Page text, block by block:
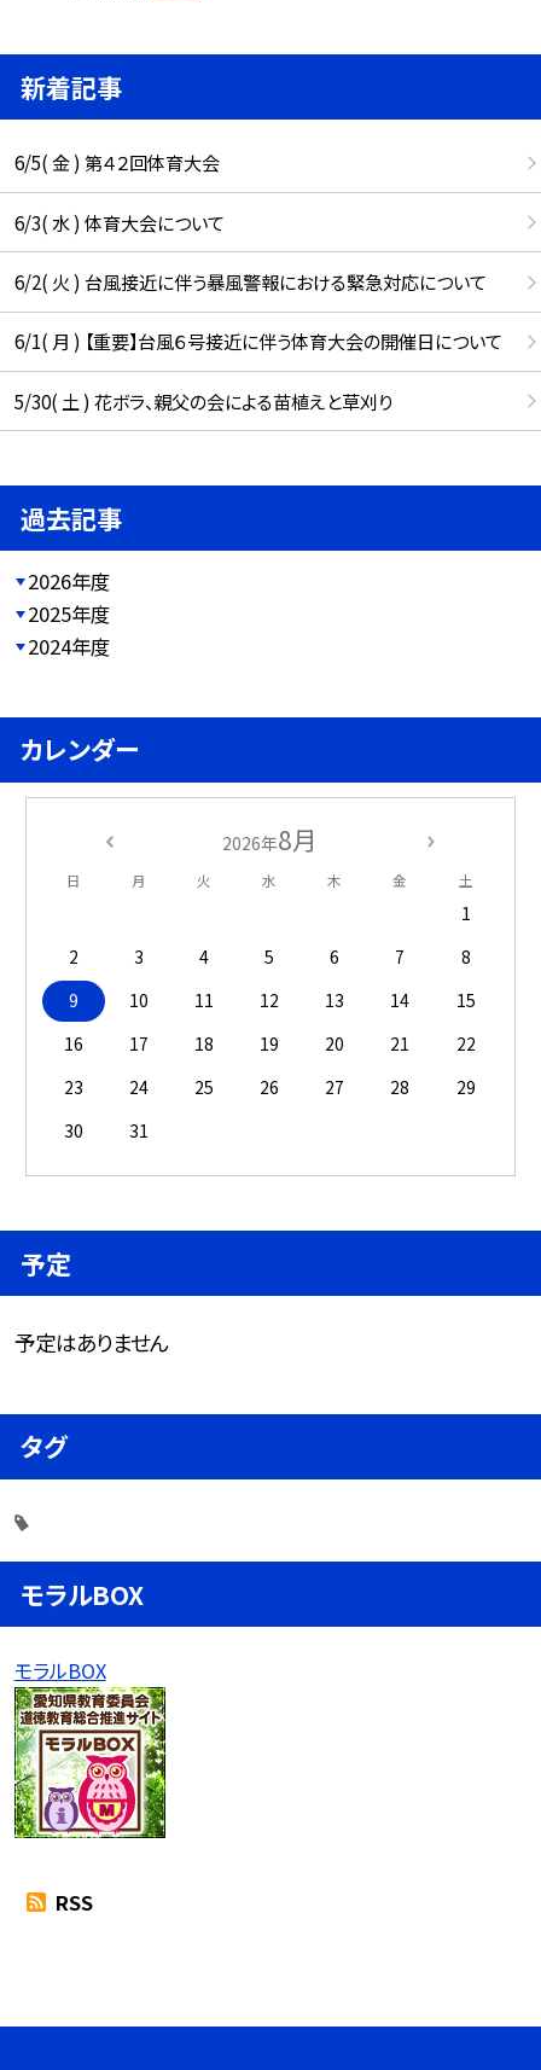
新着記事
6/5( 金 ) 第４２回体育大会
6/3( 水 ) 体育大会について
6/2( 火 ) 台風接近に伴う暴風警報における緊急対応について
6/1( 月 ) 【重要】台風６号接近に伴う体育大会の開催日について
5/30( 土 ) 花ボラ、親父の会による苗植えと草刈り
過去記事
2026年度
2025年度
2024年度
カレンダー
2026年8月
日 月 火 水 木 金 土
1
2
3 4 5 6 7
8
9
10 11 12 13 14
15
16
17 18 19 20 21
22
23
24 25 26 27 28
29
30
31
予定
予定はありません
タグ
モラルBOX
モラルBOX
RSS